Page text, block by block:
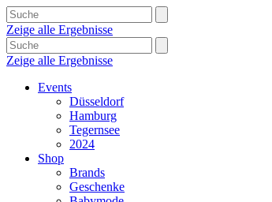
Zeige alle Ergebnisse
Zeige alle Ergebnisse
Events
Düsseldorf
Hamburg
Tegernsee
2024
Shop
Brands
Geschenke